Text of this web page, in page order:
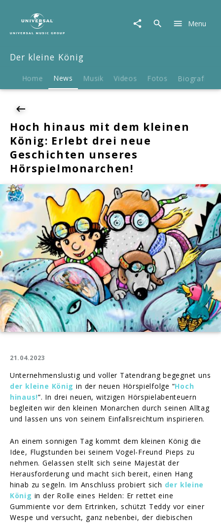
hinaus
mit
kleinen
Erlebt
drei
neue
Geschichten
unseres
Hörspielmonarchen!
Menu
Der kleine König
Home News Musik Videos Fotos Biografie
Hoch hinaus mit dem kleinen
König: Erlebt drei neue
Geschichten unseres
Hörspielmonarchen!
21.04.2023
Unternehmenslustig und voller Tatendrang begegnet uns
der kleine König in der neuen Hörspielfolge “Hoch
hinaus!”. In drei neuen, witzigen Hörspielabenteuern
begleiten wir den kleinen Monarchen durch seinen Alltag
und lassen uns von seinem Einfallsreichtum inspirieren.
An einem sonnigen Tag kommt dem kleinen König die
Idee, Flugstunden bei seinem Vogel-Freund Pieps zu
nehmen. Gelassen stellt sich seine Majestät der
Herausforderung und macht sich bereit, einen Hang
hinab zu segeln. Im Anschluss probiert sich der kleine
König in der Rolle eines Helden: Er rettet eine
Gummiente vor dem Ertrinken, schützt Teddy vor einer
Wespe und versucht, ganz nebenbei, der diebischen